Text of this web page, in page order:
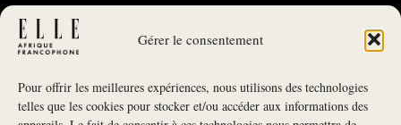
Gérer le consentement
Pour offrir les meilleures expériences, nous utilisons des technologies
telles que les cookies pour stocker et/ou accéder aux informations des